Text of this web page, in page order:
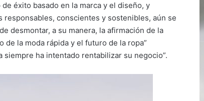
éxito basado en la marca y el diseño, y
responsables, conscientes y sostenibles, aún se
desmontar, a su manera, la afirmación de la
de la moda rápida y el futuro de la ropa”
ha intentado rentabilizar su negocio”.